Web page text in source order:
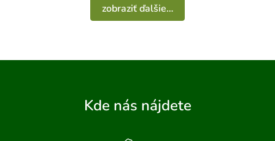
zobraziť ďalšie…
Kde nás nájdete